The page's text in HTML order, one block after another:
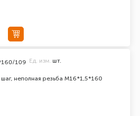
неполная резьба M16*1,5*160
109 Ед. изм. шт.